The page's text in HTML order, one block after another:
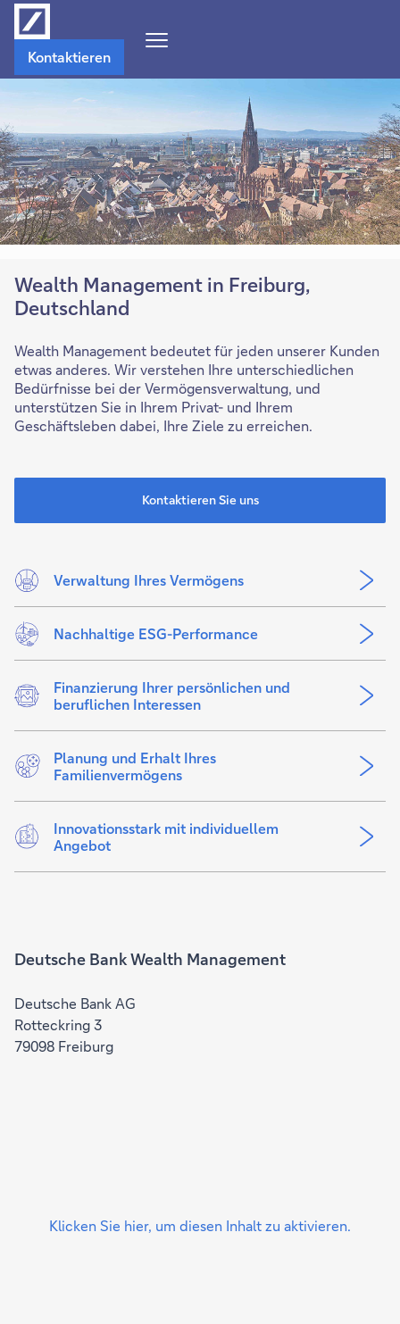
Menü
öffnen
Kontaktieren
Wealth Management in Freiburg,
Deutschland
Wealth Management bedeutet für jeden unserer Kunden
etwas anderes. Wir verstehen Ihre unterschiedlichen
Bedürfnisse bei der Vermögensverwaltung, und
unterstützen Sie in Ihrem Privat- und Ihrem
Geschäftsleben dabei, Ihre Ziele zu erreichen.
Kontaktieren Sie uns
Verwaltung Ihres Vermögens
Nachhaltige ESG-Performance
Finanzierung Ihrer persönlichen und
beruflichen Interessen
Planung und Erhalt Ihres
Familienvermögens
Innovationsstark mit individuellem
Angebot
Klicken Sie hier, um diesen Inhalt zu aktivieren.
Deutsche Bank Wealth Management
Deutsche Bank AG
Rotteckring 3
79098 Freiburg